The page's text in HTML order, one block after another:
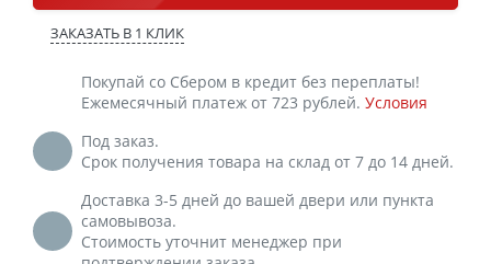
ЗАКАЗАТЬ В 1 КЛИК
Покупай со Сбером в кредит без переплаты!
Ежемесячный платеж от 723 рублей. Условия
Под заказ.
Срок получения товара на склад от 7 до 14 дней.
Доставка 3-5 дней до вашей двери или пункта
самовывоза.
Стоимость уточнит менеджер при